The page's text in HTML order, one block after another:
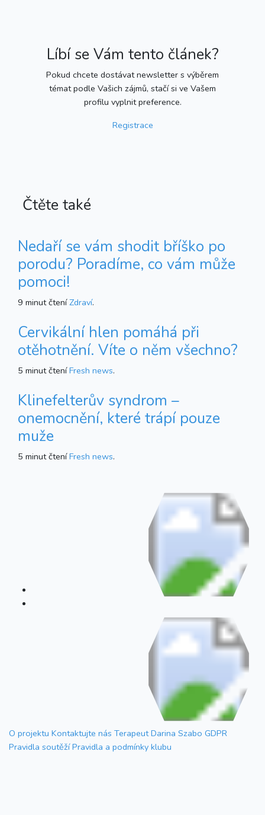
Líbí se Vám tento článek?
Pokud chcete dostávat newsletter s výběrem
témat podle Vašich zájmů, stačí si ve Vašem
profilu vyplnit preference.
Registrace
Čtěte také
Nedaří se vám shodit bříško po
porodu? Poradíme, co vám může
pomoci!
9 minut čtení Zdraví.
Cervikální hlen pomáhá při
otěhotnění. Víte o něm všechno?
5 minut čtení Fresh news.
Klinefelterův syndrom –
onemocnění, které trápí pouze
muže
5 minut čtení Fresh news.
O projektu Kontaktujte nás Terapeut Darina Szabo GDPR
Pravidla soutěží Pravidla a podmínky klubu